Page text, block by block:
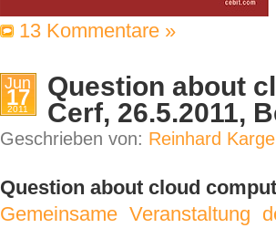
13 Kommentare »
Jun
17
2011
Question about
Cerf, 26.5.2011,
Geschrieben von: Reinhard
Question about cloud
Gemeinsame Veranstaltung